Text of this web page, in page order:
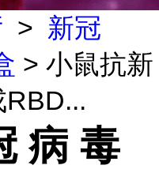
> 新冠
> 小鼠抗新
病 毒